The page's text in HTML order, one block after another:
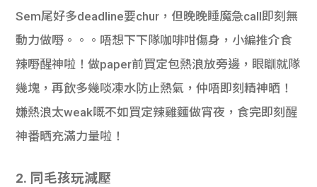
101
Sem尾好多deadline要chur，但晚晚睡魔急call即刻無
動力做嘢。。。唔想下下隊咖啡咁傷身，小編推介食
辣嘢醒神啦！做paper前買定包熱浪放旁邊，眼瞓就隊
幾塊，再飲多幾啖凍水防止熱氣，仲唔即刻精神晒！
嫌熱浪太weak嘅不如買定辣雞麵做宵夜，食完即刻醒
神番晒充滿力量啦！
2. 同毛孩玩減壓